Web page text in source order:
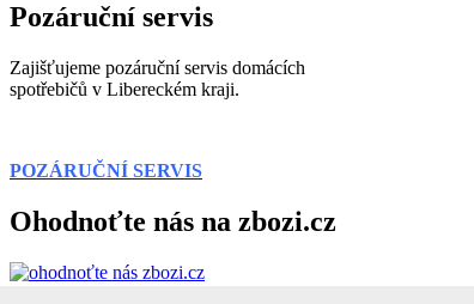
Pozáruční servis
Zajišťujeme pozáruční servis domácích
spotřebičů v Libereckém kraji.
POZÁRUČNÍ SERVIS
Ohodnoťte nás na zbozi.cz